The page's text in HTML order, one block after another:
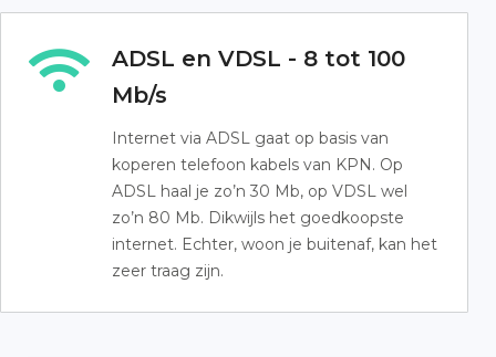
ADSL en VDSL - 8 tot 100
Mb/s
Internet via ADSL gaat op basis van
koperen telefoon kabels van KPN. Op
ADSL haal je zo’n 30 Mb, op VDSL wel
zo’n 80 Mb. Dikwijls het goedkoopste
internet. Echter, woon je buitenaf, kan het
zeer traag zijn.